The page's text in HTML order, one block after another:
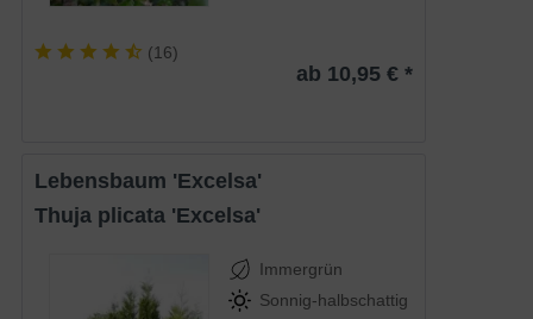
(16)
ab 10,95 € *
Lebensbaum 'Excelsa'
Thuja plicata 'Excelsa'
Immergrün
Sonnig-halbschattig